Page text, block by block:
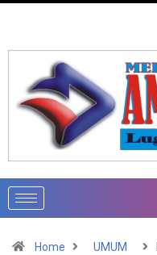
Home UMUM